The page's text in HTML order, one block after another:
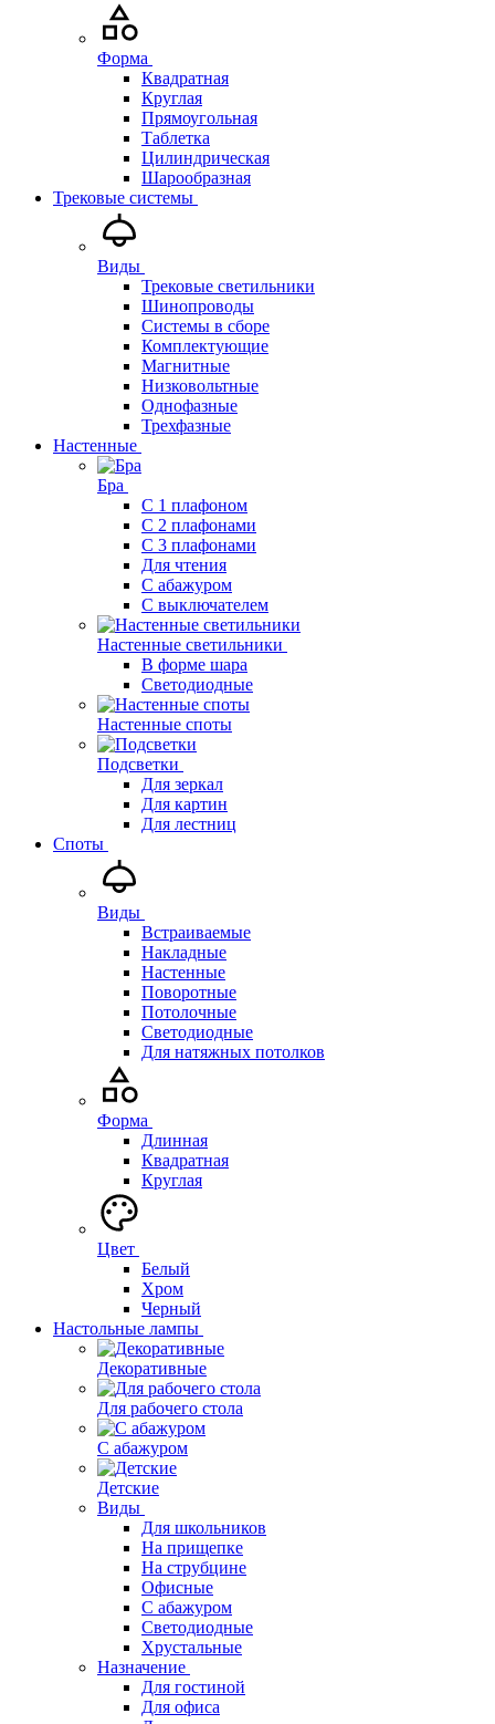
Форма
Квадратная
Круглая
Прямоугольная
Таблетка
Цилиндрическая
Шарообразная
Трековые системы
Виды
Трековые светильники
Шинопроводы
Системы в сборе
Комплектующие
Магнитные
Низковольтные
Однофазные
Трехфазные
Настенные
Бра
С 1 плафоном
С 2 плафонами
С 3 плафонами
Для чтения
С абажуром
С выключателем
Настенные светильники
В форме шара
Светодиодные
Настенные споты
Подсветки
Для зеркал
Для картин
Для лестниц
Споты
Виды
Встраиваемые
Накладные
Настенные
Поворотные
Потолочные
Светодиодные
Для натяжных потолков
Форма
Длинная
Квадратная
Круглая
Цвет
Белый
Хром
Черный
Настольные лампы
Декоративные
Для рабочего стола
С абажуром
Детские
Виды
Для школьников
На прищепке
На струбцине
Офисные
С абажуром
Светодиодные
Хрустальные
Назначение
Для гостиной
Для офиса